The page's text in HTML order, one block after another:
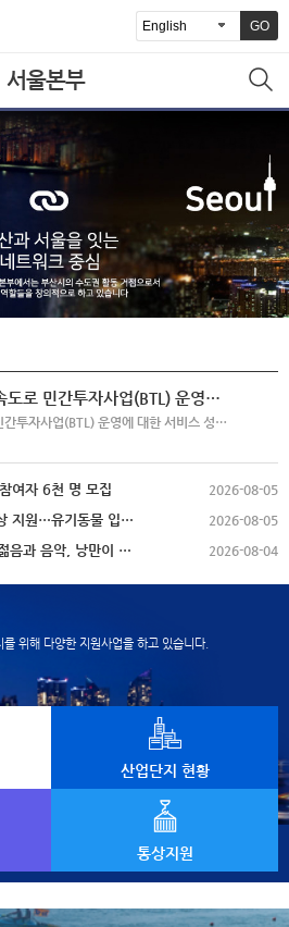
GO
서울본부
2026년 2분기 부산정보고속도로 민간투자사업(BTL) 운영에 대한 서비스 성과평가 결과
2026년 2분기 부산정보고속도로 민간투자사업(BTL) 운영에 대한 서비스 성과평가 결과를 첨부와 같이 공개합니다.
여자 6천 명 모집 2026-08-05
부산시, 유기견 펫보험 1년 무상 지원…유기동물 입양 활성화에 앞장 2026-08-05
「제30회 부산바다축제」개최…젊음과 음악, 낭만이 어우러진 여름 축제 2026-08-04
위해 다양한 지원사업을 하고 있습니다.
산업단지 현황
통상지원